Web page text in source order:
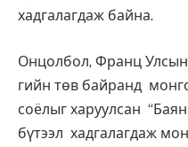
хадгалагдаж байна.
Онцолбол, Франц
гийн төв байранд
соёлыг харуулсан
бүтээл хадгалагдаж